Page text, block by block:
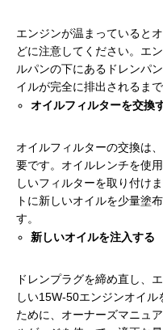
エンジンが温まっていると
どに注意してください。エ
ルパンの下にあるドレンパ
イルが完全に排出されるまで
オイルフィルターを交換
オイルフィルターの交換は
要です。オイルレンチを使
しいフィルターを取り付け
トに新しいオイルを少量塗
す。
新しいオイルを注入する
ドレンプラグを締め直し、
しい15W-50エンジンオイ
ために、オーナーズマニュ